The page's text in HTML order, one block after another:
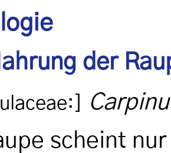
der
scheint